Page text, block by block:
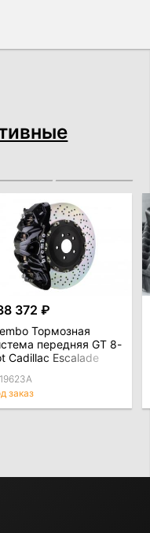
372 ₽
Тормозная
передняя GT 8-
Cadillac Escalade
заказ